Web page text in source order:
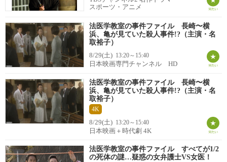
スポーツ・アニメ
法医学教室の事件ファイル 長崎〜横
浜、亀が見ていた殺人事件!?（主演・名
取裕子）
8/29(土) 13:20～15:40
日本映画専門チャンネル HD
法医学教室の事件ファイル 長崎〜横
浜、亀が見ていた殺人事件!?（主演・名
取裕子）
4K
8/29(土) 13:20～15:40
日本映画＋時代劇 4K
法医学教室の事件ファイル すべてが1/2
の死体の謎…疑惑の女弁護士VS女医！